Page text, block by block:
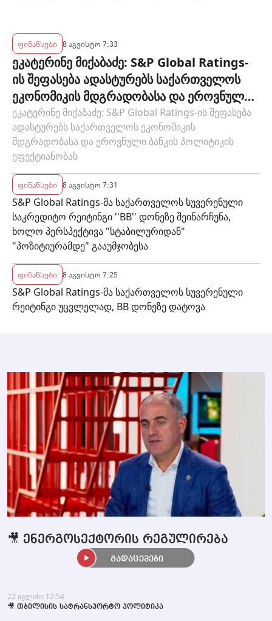
არ წარმოადგენს საქართველოს
ეროვნული ბანკის რეგულირებულ
სუბიექტს
ფინანსები 8 აგვისტო 7:33
ეკატერინე მიქაბაძე: S&P Global Ratings-
ის შეფასება ადასტურებს საქართველოს
ეკონომიკის მდგრადობასა და ეროვნული
ბანკის პოლიტიკის ეფექტიანობას
ეკატერინე მიქაბაძე: S&P Global Ratings-ის შეფასება
ადასტურებს საქართველოს ეკონომიკის
მდგრადობასა და ეროვნული ბანკის პოლიტიკის
ეფექტიანობას
ფინანსები 8 აგვისტო 7:31
S&P Global Ratings-მა საქართველოს სუვერენული
საკრედიტო რეიტინგი ''BB'' დონეზე შეინარჩუნა,
ხოლო პერსპექტივა "სტაბილურიდან"
"პოზიტიურამდე" გააუმჯობესა
ფინანსები 8 აგვისტო 7:25
S&P Global Ratings-მა საქართველოს სუვერენული
რეიტინგი უცვლელად, BB დონეზე დატოვა
22 ივლისი 12:54
🎥 თბილისის სატრანსპორტო პოლიტიკა
🎥 ენერგოსექტორის რეგულირება
გადაცემები